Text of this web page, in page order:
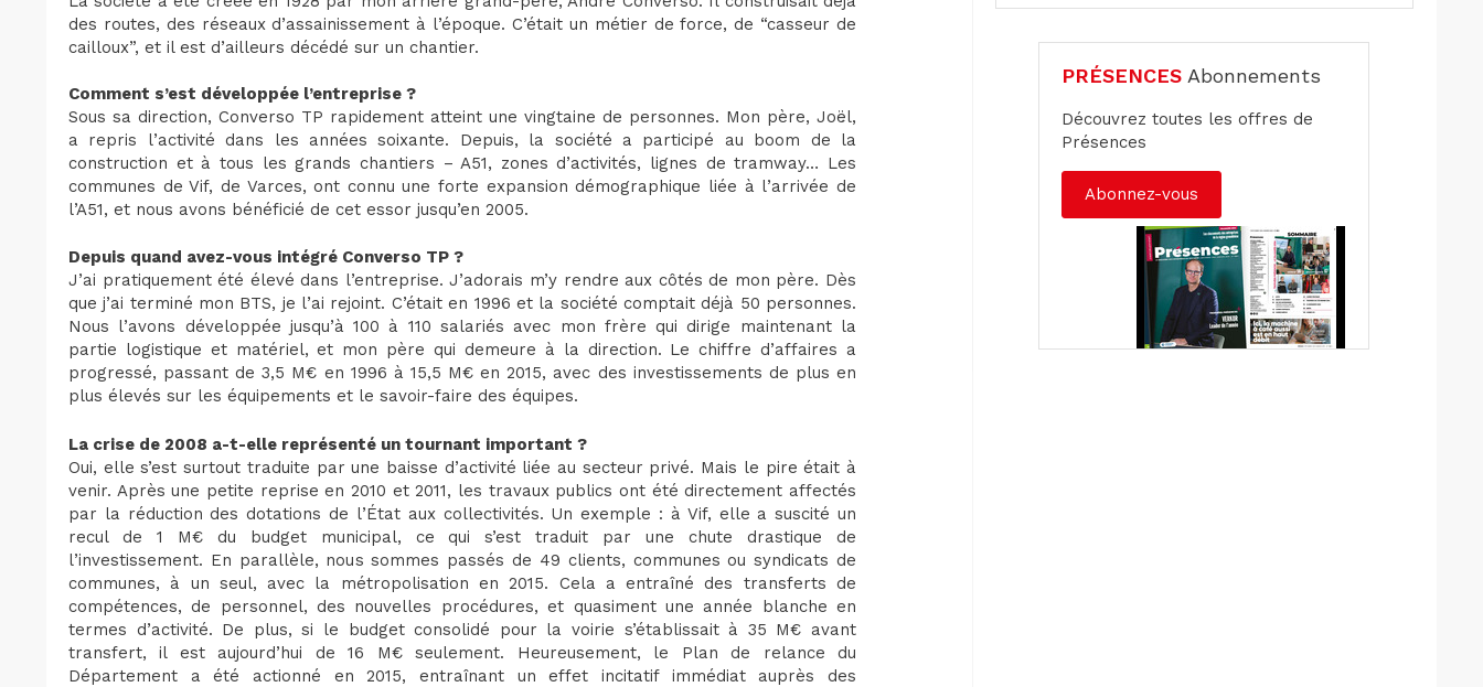
des routes, des réseaux d’assainissement à l’époque. C’était un métier de force, de “casseur de
cailloux”, et il est d’ailleurs décédé sur un chantier.
Comment s’est développée l’entreprise ?
Sous sa direction, Converso TP rapidement atteint une vingtaine de personnes. Mon père, Joël,
a repris l’activité dans les années soixante. Depuis, la société a participé au boom de la
construction et à tous les grands chantiers – A51, zones d’activités, lignes de tramway… Les
communes de Vif, de Varces, ont connu une forte expansion démographique liée à l’arrivée de
l’A51, et nous avons bénéficié de cet essor jusqu’en 2005.
Depuis quand avez-vous intégré Converso TP ?
J’ai pratiquement été élevé dans l’entreprise. J’adorais m’y rendre aux côtés de mon père. Dès
que j’ai terminé mon BTS, je l’ai rejoint. C’était en 1996 et la société comptait déjà 50 personnes.
Nous l’avons développée jusqu’à 100 à 110 salariés avec mon frère qui dirige maintenant la
partie logistique et matériel, et mon père qui demeure à la direction. Le chiffre d’affaires a
progressé, passant de 3,5 M€ en 1996 à 15,5 M€ en 2015, avec des investissements de plus en
plus élevés sur les équipements et le savoir-faire des équipes.
La crise de 2008 a-t-elle représenté un tournant important ?
Oui, elle s’est surtout traduite par une baisse d’activité liée au secteur privé. Mais le pire était à
venir. Après une petite reprise en 2010 et 2011, les travaux publics ont été directement affectés
par la réduction des dotations de l’État aux collectivités. Un exemple : à Vif, elle a suscité un
recul de 1 M€ du budget municipal, ce qui s’est traduit par une chute drastique de
l’investissement. En parallèle, nous sommes passés de 49 clients, communes ou syndicats de
communes, à un seul, avec la métropolisation en 2015. Cela a entraîné des transferts de
compétences, de personnel, des nouvelles procédures, et quasiment une année blanche en
termes d’activité. De plus, si le budget consolidé pour la voirie s’établissait à 35 M€ avant
transfert, il est aujourd’hui de 16 M€ seulement. Heureusement, le Plan de relance du
Département a été actionné en 2015, entraînant un effet incitatif immédiat auprès des
PRÉSENCES Abonnements
Découvrez toutes les offres de
Présences
Abonnez-vous